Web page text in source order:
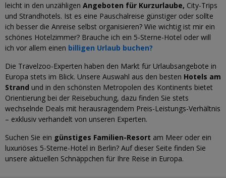
leicht in den unzähligen Angeboten für Kurzurlaube, City-Trips
und Strandhotels. Ist es eine Pauschalreise günstiger oder sollte
ich besser die Anreise selbst organisieren? Wie wichtig ist mir ein
schönes Hotelzimmer? Brauche ich ein 5-Sterne-Hotel oder will
ich vor allem einen billigen Urlaub buchen?
Die Travelzoo-Experten haben den Markt für Urlaubsangebote in
Europa stets im Blick. Unsere Auswahl aus den besten Hotels am
Strand und in den schönsten Metropolen des Kontinents bietet
Orientierung bei der Reisebuchung, dazu finden Sie stets
wechselnde Deals mit herausragendem Preis-Leistungs-Verhältnis
– exklusiv verhandelt von unseren Experten.
Suchen Sie ein günstiges Familien-Resort am Meer oder ein
luxuriöses 5-Sterne-Hotel in Berlin? Auf dieser Seite finden Sie
unsere aktuellen Schnäppchen für Ihre Reise in Europa.